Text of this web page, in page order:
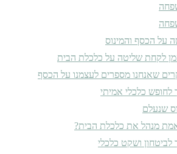
על הכסף והמינוס
לקחת שליטה על כלכלת הבית
לחופש כלכלי אמיתי
שנעלם
מנהל את כלכלת הבית?
לביטחון ושקט כלכלי